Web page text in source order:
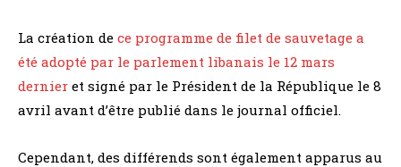
La création de ce programme de filet de sauvetage a
été adopté par le parlement libanais le 12 mars
dernier et signé par le Président de la République le 8
avril avant d’être publié dans le journal officiel.
Cependant, des différends sont également apparus au